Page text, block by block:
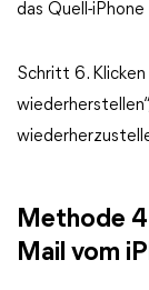
das Quell-
Schritt 6.
Methode
Mail vom